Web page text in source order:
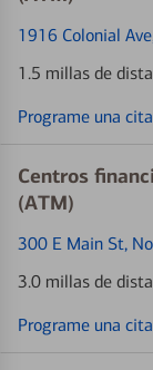
1916 Colonial Ave
1.5 millas de
Programe una cita
Centros
(ATM)
300 E Main St,
3.0 millas de
Programe una cita